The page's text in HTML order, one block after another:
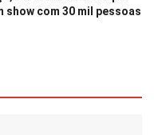
show com 30 mil pessoas